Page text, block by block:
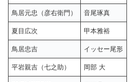
鳥居元忠（彦右衛門） 音尾琢真
夏目広次 甲本雅裕
鳥居忠吉 イッセー尾形
平岩親吉（七之助） 岡部 大